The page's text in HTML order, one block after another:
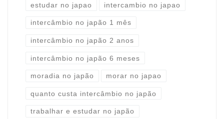
estudar no japao intercambio no japao
intercâmbio no japão 1 mês
intercâmbio no japão 2 anos
intercâmbio no japão 6 meses
moradia no japão morar no japao
quanto custa intercâmbio no japão
trabalhar e estudar no japão